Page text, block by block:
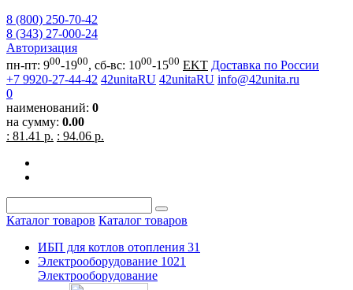
8 (800) 250-70-42
8 (343) 27-000-24
Авторизация
пн-пт: 900-1900, сб-вс: 1000-1500 EKT Доставка по России
+7 9920-27-44-42 42unitaRU 42unitaRU info@42unita.ru
0
наименований: 0
на сумму: 0.00
: 81.41 р. : 94.06 р.
Каталог товаров Каталог товаров
ИБП для котлов отопления 31
Электрооборудование 1021
Электрооборудование